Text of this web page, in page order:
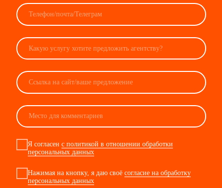
хочу работать
с Виноу
сотрудник